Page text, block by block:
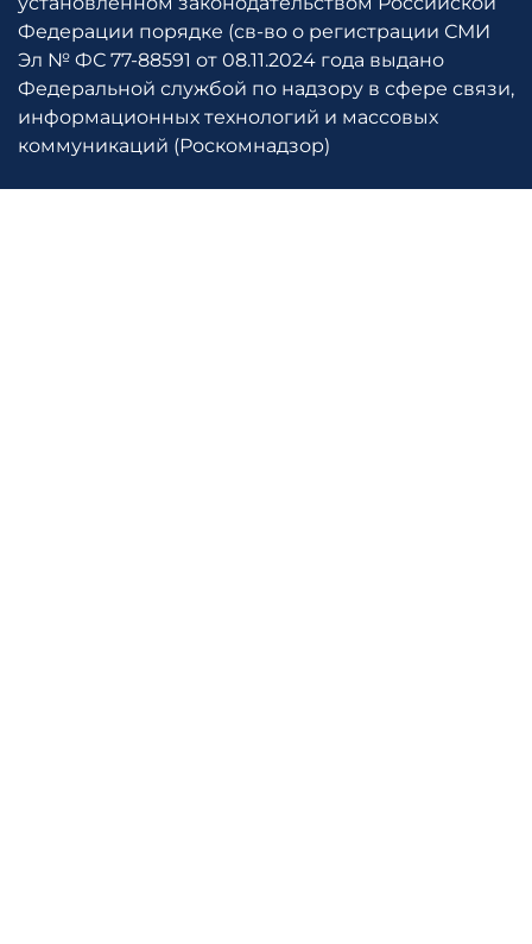
Федерации порядке (св-во о регистрации СМИ
Эл № ФС 77-88591 от 08.11.2024 года выдано
Федеральной службой по надзору в сфере связи,
информационных технологий и массовых
коммуникаций (Роскомнадзор)